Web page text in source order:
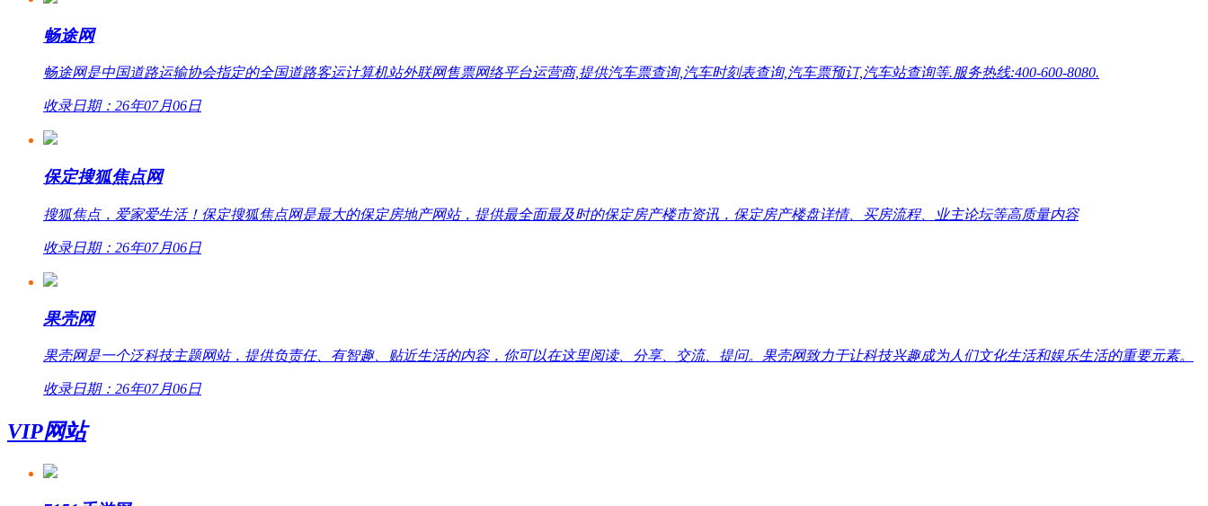
畅途网
畅途网是中国道路运输协会指定的全国道路客运计算机站外联网售票网络平台运营商,提供汽车票查询,汽车时刻表查询,汽车票预订,汽车站查询等.服务热线:400-600-8080.
收录日期：26年07月06日
保定搜狐焦点网
搜狐焦点，爱家爱生活！保定搜狐焦点网是最大的保定房地产网站，提供最全面最及时的保定房产楼市资讯，保定房产楼盘详情、买房流程、业主论坛等高质量内容
收录日期：26年07月06日
果壳网
果壳网是一个泛科技主题网站，提供负责任、有智趣、贴近生活的内容，你可以在这里阅读、分享、交流、提问。果壳网致力于让科技兴趣成为人们文化生活和娱乐生活的重要元素。
收录日期：26年07月06日
VIP网站